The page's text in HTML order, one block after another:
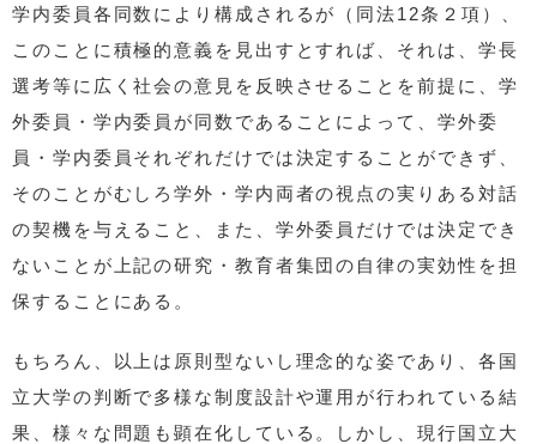
学内委員各同数により構成されるが（同法12条２項）、
このことに積極的意義を見出すとすれば、それは、学長
選考等に広く社会の意見を反映させることを前提に、学
外委員・学内委員が同数であることによって、学外委
員・学内委員それぞれだけでは決定することができず、
そのことがむしろ学外・学内両者の視点の実りある対話
の契機を与えること、また、学外委員だけでは決定でき
ないことが上記の研究・教育者集団の自律の実効性を担
保することにある。
もちろん、以上は原則型ないし理念的な姿であり、各国
立大学の判断で多様な制度設計や運用が行われている結
果、様々な問題も顕在化している。しかし、現行国立大